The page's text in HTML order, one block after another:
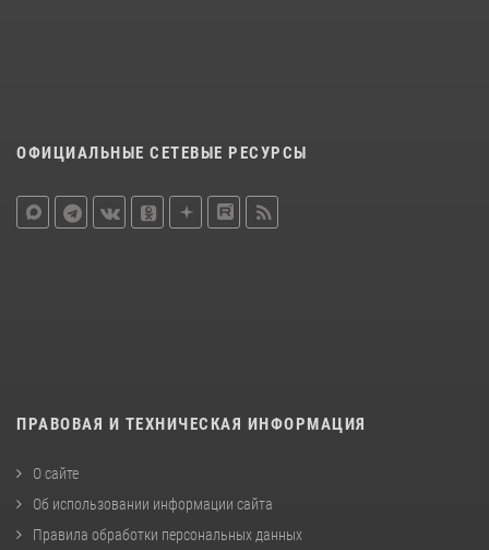
ОФИЦИАЛЬНЫЕ СЕТЕВЫЕ РЕСУРСЫ
ПРАВОВАЯ И ТЕХНИЧЕСКАЯ ИНФОРМАЦИЯ
О сайте
Об использовании информации сайта
Правила обработки персональных данных